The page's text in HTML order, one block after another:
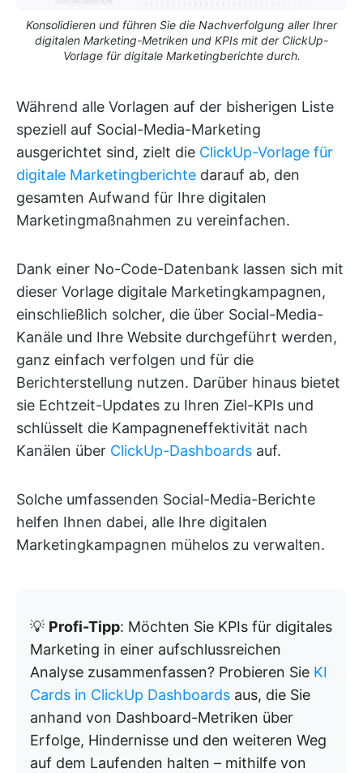
Konsolidieren und führen Sie die Nachverfolgung aller Ihrer
digitalen Marketing-Metriken und KPIs mit der ClickUp-
Vorlage für digitale Marketingberichte durch.
Während alle Vorlagen auf der bisherigen Liste
speziell auf Social-Media-Marketing
ausgerichtet sind, zielt die ClickUp-Vorlage für
digitale Marketingberichte darauf ab, den
gesamten Aufwand für Ihre digitalen
Marketingmaßnahmen zu vereinfachen.
Dank einer No-Code-Datenbank lassen sich mit
dieser Vorlage digitale Marketingkampagnen,
einschließlich solcher, die über Social-Media-
Kanäle und Ihre Website durchgeführt werden,
ganz einfach verfolgen und für die
Berichterstellung nutzen. Darüber hinaus bietet
sie Echtzeit-Updates zu Ihren Ziel-KPIs und
schlüsselt die Kampagneneffektivität nach
Kanälen über ClickUp-Dashboards auf.
Solche umfassenden Social-Media-Berichte
helfen Ihnen dabei, alle Ihre digitalen
Marketingkampagnen mühelos zu verwalten.
💡 Profi-Tipp: Möchten Sie KPIs für digitales
Marketing in einer aufschlussreichen
Analyse zusammenfassen? Probieren Sie KI
Cards in ClickUp Dashboards aus, die Sie
anhand von Dashboard-Metriken über
Erfolge, Hindernisse und den weiteren Weg
auf dem Laufenden halten – mithilfe von